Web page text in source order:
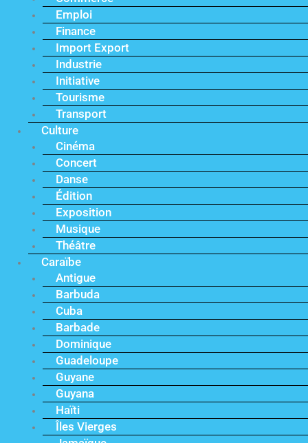
Emploi
Finance
Import Export
Industrie
Initiative
Tourisme
Transport
Culture
Cinéma
Concert
Danse
Édition
Exposition
Musique
Théâtre
Caraïbe
Antigue
Barbuda
Cuba
Barbade
Dominique
Guadeloupe
Guyane
Guyana
Haïti
Îles Vierges